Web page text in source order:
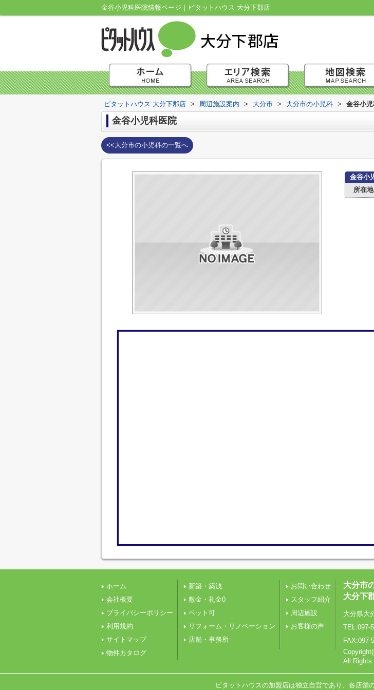
金谷小児科医院情報ページ｜ピタットハウス 大分下郡店
ピタットハウス 大分下郡店 > 周辺施設案内 > 大分市 > 大分市の小児科 > 金谷小
金谷小児科医院
<<大分市の小児科の一覧へ
金谷小
所在地
ホーム
会社概要
プライバシーポリシー
利用規約
サイトマップ
物件カタログ
新築・築浅
敷金・礼金0
ペット可
リフォーム・リノベーション
店舗・事務所
お問い合わせ
スタッフ紹介
周辺施設
お客様の声
大分市
大分下
大分県大
TEL:097-
FAX:097-
All Rights
ピタットハウスの加盟店は独立自営であり、各店舗